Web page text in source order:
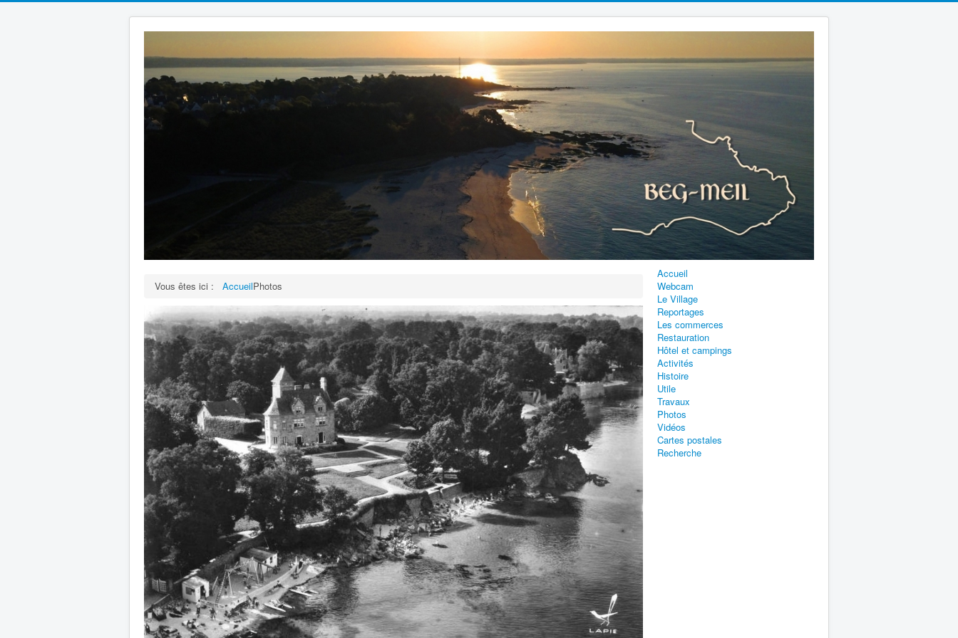
Vous êtes ici : AccueilPhotos
Accueil
Webcam
Le Village
Reportages
Les commerces
Restauration
Hôtel et campings
Activités
Histoire
Utile
Travaux
Photos
Vidéos
Cartes postales
Recherche